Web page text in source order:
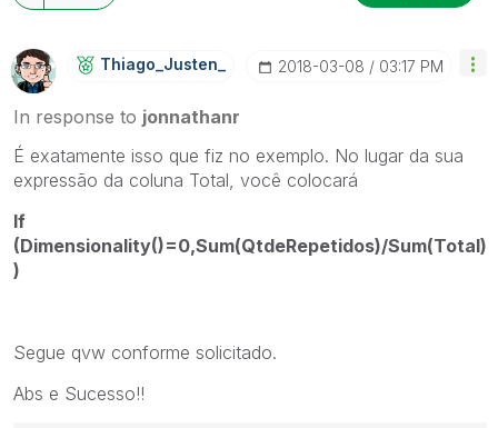
Thiago_Justen_ ‎2018-03-08 03:17 PM
In response to jonnathanr
É exatamente isso que fiz no exemplo. No lugar da sua
expressão da coluna Total, você colocará
If
(Dimensionality()=0,Sum(QtdeRepetidos)/Sum(Total)
)
Segue qvw conforme solicitado.
Abs e Sucesso!!